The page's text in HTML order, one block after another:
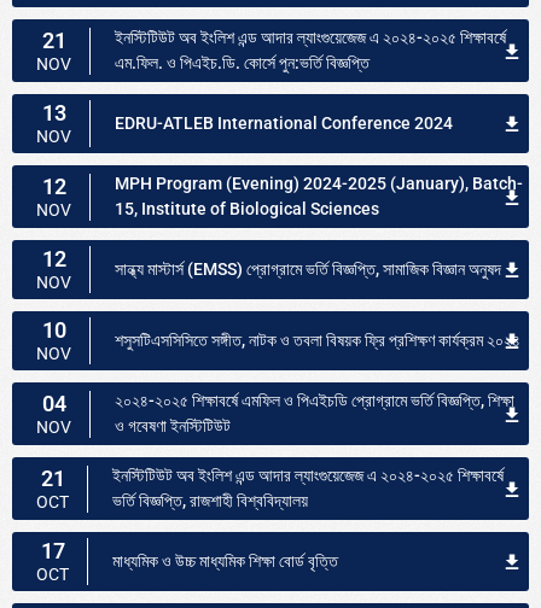
21
NOV
ইনস্টিটিউট অব ইংলিশ এন্ড আদার ল্যাংগুয়েজেজ এ ২০২৪-২০২৫ শিক্ষাবর্ষে
এম.ফিল. ও পিএইচ.ডি. কোর্সে পুন:ভর্তি বিজ্ঞপ্তি
13
NOV
EDRU-ATLEB International Conference 2024
12
NOV
MPH Program (Evening) 2024-2025 (January), Batch-
15, Institute of Biological Sciences
12
NOV
সান্ধ্য মাস্টার্স (EMSS) প্রোগ্রামে ভর্তি বিজ্ঞপ্তি, সামাজিক বিজ্ঞান অনুষদ
10
NOV
শসুসটিএসসিসিতে সঙ্গীত, নাটক ও তবলা বিষয়ক ফ্রি প্রশিক্ষণ কার্যক্রম ২০২৪
04
NOV
২০২৪-২০২৫ শিক্ষাবর্ষে এমফিল ও পিএইচডি প্রোগ্রামে ভর্তি বিজ্ঞপ্তি, শিক্ষা
ও গবেষণা ইনস্টিটিউট
21
OCT
ইনস্টিটিউট অব ইংলিশ এন্ড আদার ল্যাংগুয়েজেজ এ ২০২৪-২০২৫ শিক্ষাবর্ষে
ভর্তি বিজ্ঞপ্তি, রাজশাহী বিশ্ববিদ্যালয়
17
OCT
মাধ্যমিক ও উচ্চ মাধ্যমিক শিক্ষা বোর্ড বৃত্তি